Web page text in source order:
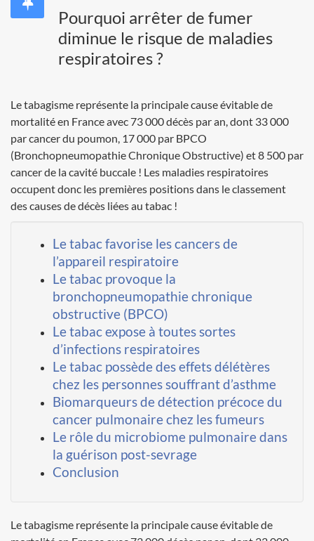
Pourquoi arrêter de fumer
diminue le risque de maladies
respiratoires ?
Le tabagisme représente la principale cause évitable de
mortalité en France avec 73 000 décès par an, dont 33 000
par cancer du poumon, 17 000 par BPCO
(Bronchopneumopathie Chronique Obstructive) et 8 500 par
cancer de la cavité buccale ! Les maladies respiratoires
occupent donc les premières positions dans le classement
des causes de décès liées au tabac !
Le tabac favorise les cancers de
l’appareil respiratoire
Le tabac provoque la
bronchopneumopathie chronique
obstructive (BPCO)
Le tabac expose à toutes sortes
d’infections respiratoires
Le tabac possède des effets délétères
chez les personnes souffrant d’asthme
Biomarqueurs de détection précoce du
cancer pulmonaire chez les fumeurs
Le rôle du microbiome pulmonaire dans
la guérison post-sevrage
Conclusion
Le tabagisme représente la principale cause évitable de